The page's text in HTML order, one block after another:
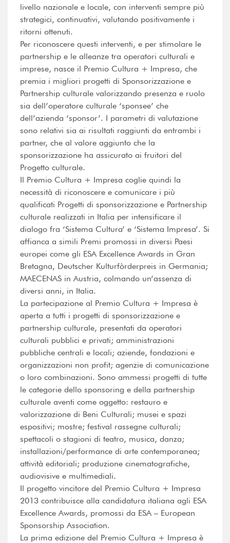
livello nazionale e locale, con interventi sempre più
strategici, continuativi, valutando positivamente i
ritorni ottenuti.
Per riconoscere questi interventi, e per stimolare le
partnership e le alleanze tra operatori culturali e
imprese, nasce il Premio Cultura + Impresa, che
premia i migliori progetti di Sponsorizzazione e
Partnership culturale valorizzando presenza e ruolo
sia dell’operatore culturale ‘sponsee’ che
dell’azienda ‘sponsor’. I parametri di valutazione
sono relativi sia ai risultati raggiunti da entrambi i
partner, che al valore aggiunto che la
sponsorizzazione ha assicurato ai fruitori del
Progetto culturale.
Il Premio Cultura + Impresa coglie quindi la
necessità di riconoscere e comunicare i più
qualificati Progetti di sponsorizzazione e Partnership
culturale realizzati in Italia per intensificare il
dialogo fra ‘Sistema Cultura’ e ‘Sistema Impresa’. Si
affianca a simili Premi promossi in diversi Paesi
europei come gli ESA Excellence Awards in Gran
Bretagna, Deutscher Kulturfòrderpreis in Germania;
MAECENAS in Austria, colmando un’assenza di
diversi anni, in Italia.
La partecipazione al Premio Cultura + Impresa è
aperta a tutti i progetti di sponsorizzazione e
partnership culturale, presentati da operatori
culturali pubblici e privati; amministrazioni
pubbliche centrali e locali; aziende, fondazioni e
organizzazioni non profit; agenzie di comunicazione
o loro combinazioni. Sono ammessi progetti di tutte
le categorie dello sponsoring e della partnership
culturale aventi come oggetto: restauro e
valorizzazione di Beni Culturali; musei e spazi
espositivi; mostre; festival rassegne culturali;
spettacoli o stagioni di teatro, musica, danza;
installazioni/performance di arte contemporanea;
attività editoriali; produzione cinematografiche,
audiovisive e multimediali.
Il progetto vincitore del Premio Cultura + Impresa
2013 contribuisce alla candidatura italiana agli ESA
Excellence Awards, promossi da ESA – European
Sponsorship Association.
La prima edizione del Premio Cultura + Impresa è